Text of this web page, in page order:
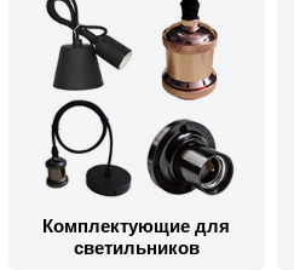
Комплектующие для
светильников